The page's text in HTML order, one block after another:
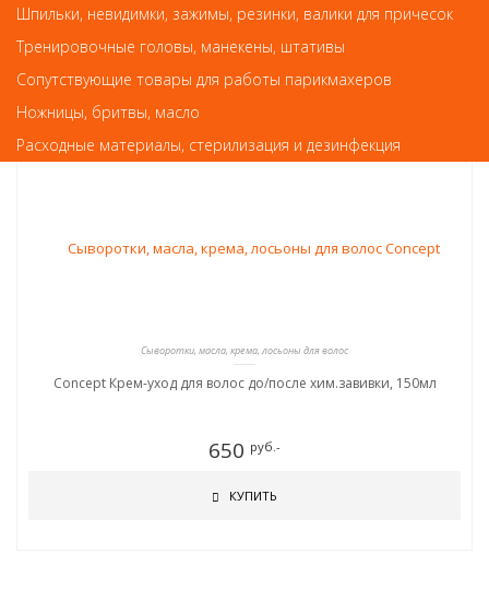
показателем ненадлежащего качества товара.
Так же советуем посмотреть
Сыворотки, масла, крема, лосьоны для волос
Concept Крем-уход для волос до/после хим.завивки, 150мл
650 руб.-
КУПИТЬ
Шпильки, невидимки, зажимы, резинки, валики для причесок
Тренировочные головы, манекены, штативы
Сопутствующие товары для работы парикмахеров
Ножницы, бритвы, масло
Расходные материалы, стерилизация и дезинфекция